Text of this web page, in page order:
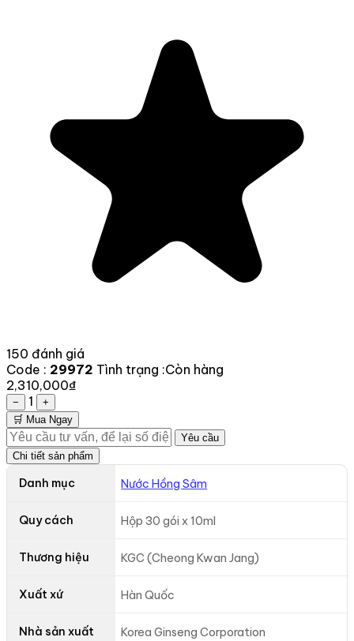
150 đánh giá
Code : 29972 Tình trạng :Còn hàng
2,310,000₫
− 1
+
🛒 Mua Ngay
Yêu cầu
Chi tiết sản phẩm
Danh mục Nước Hồng Sâm
Quy cách Hộp 30 gói x 10ml
Thương hiệu KGC (Cheong Kwan Jang)
Xuất xứ Hàn Quốc
Nhà sản xuất Korea Ginseng Corporation